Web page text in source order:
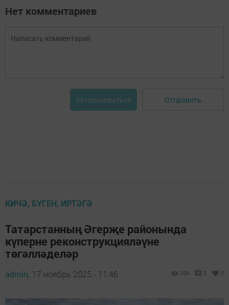
Нет комментариев
Авторизоваться Отправить
КИЧӘ, БҮГЕН, ИРТӘГӘ
Татарстанның Әгерҗе районында
күперне реконструкцияләүне
төгәлләделәр
admin, 17 ноябрь 2025 - 11:46 209 0 0